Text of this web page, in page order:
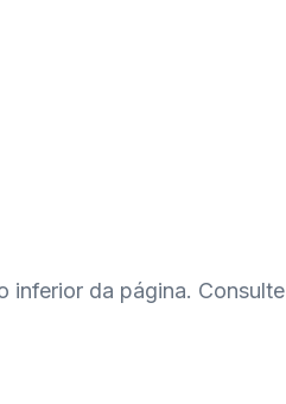
inferior da página. Consulte